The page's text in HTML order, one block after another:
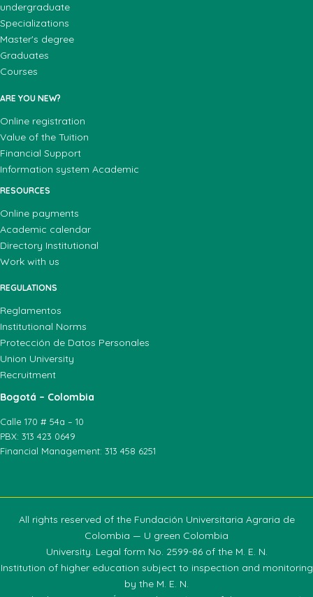
undergraduate
Specializations
Master's degree
Graduates
Courses
ARE YOU NEW?
Online registration
Value of the Tuition
Financial Support
Information system Academic
RESOURCES
Online payments
Academic calendar
Directory Institutional
Work with us
REGULATIONS
Reglamentos
Institutional Norms
Protección de Datos Personales
Union University
Recruitment
Bogotá – Colombia
Calle 170 # 54a – 10
PBX: 313 423 0649
Financial Management: 313 458 6251
All rights reserved of the Fundación Universitaria Agraria de
Colombia — U green Colombia
University. Legal form No. 2599-86 of the M. E. N.
Institution of higher education subject to inspection and monitoring
by the M. E. N.